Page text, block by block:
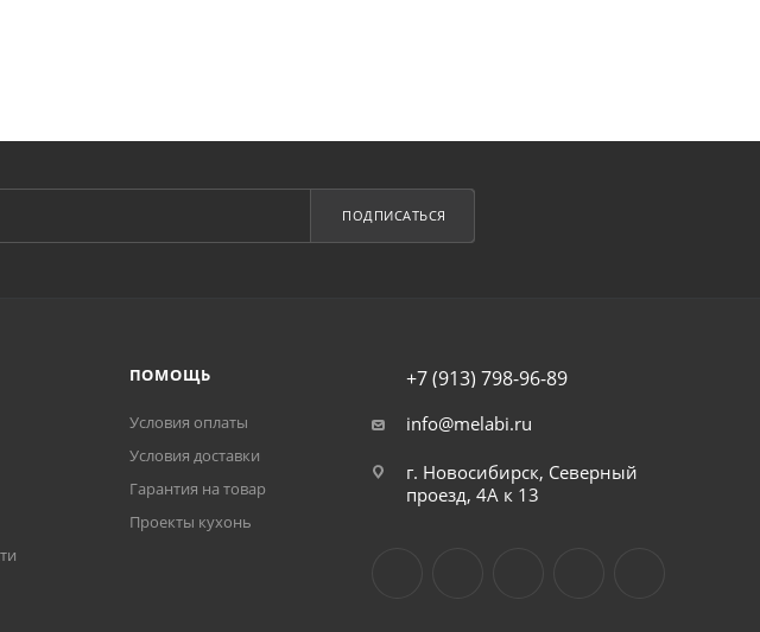
ПОДПИСАТЬСЯ
ПОМОЩЬ
Условия оплаты
Условия доставки
Гарантия на товар
Проекты кухонь
+7 (913) 798-96-89
info@melabi.ru
г. Новосибирск, Северный
проезд, 4А к 13